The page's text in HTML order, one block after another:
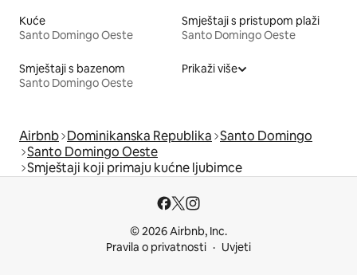
Kuće
Santo Domingo Oeste
Smještaji s pristupom plaži
Santo Domingo Oeste
Smještaji s bazenom
Santo Domingo Oeste
Prikaži više
Airbnb Dominikanska Republika Santo Domingo
Santo Domingo Oeste
Smještaji koji primaju kućne ljubimce
© 2026 Airbnb, Inc.
Pravila o privatnosti
Uvjeti